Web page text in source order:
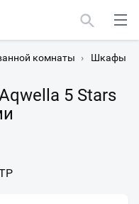
комнаты › Шкафы
5 Stars